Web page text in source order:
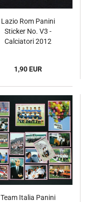
Lazio Rom Panini
Sticker No. V3 -
Calciatori 2012
1,90 EUR
Team Italia Panini